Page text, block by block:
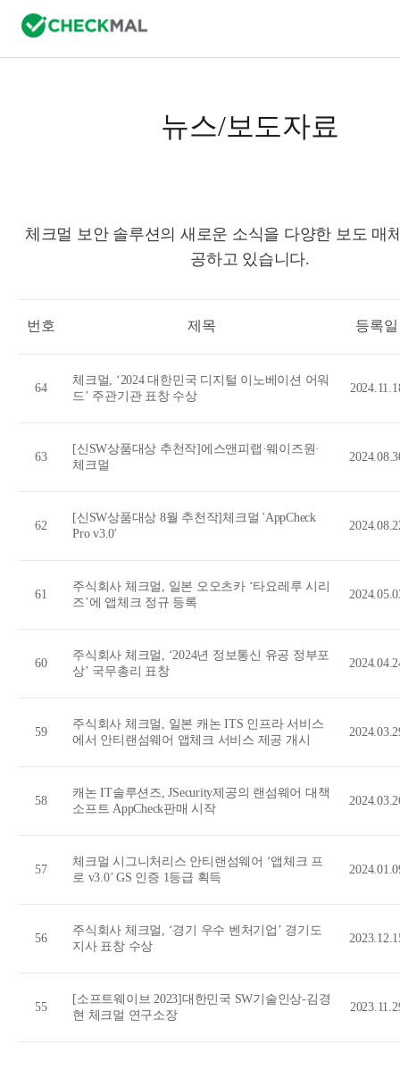
뉴스/보도자료
체크멀 보안 솔루션의 새로운 소식을 다양한 보도 매
공하고 있습니다.
번호 제목 등록일
64
체크멀, ‘2024 대한민국 디지털 이노베이션 어워
드’ 주관기관 표창 수상
63
[신SW상품대상 추천작]에스앤피랩·웨이즈원·
체크멀
62
[신SW상품대상 8월 추천작]체크멀 'AppCheck
Pro v3.0'
61
주식회사 체크멀, 일본 오오츠카 ‘타요레루 시리
즈’에 앱체크 정규 등록
60
주식회사 체크멀, ‘2024년 정보통신 유공 정부포
상’ 국무총리 표창
59
주식회사 체크멀, 일본 캐논 ITS 인프라 서비스
에서 안티랜섬웨어 앱체크 서비스 제공 개시
58
캐논 IT솔루션즈, JSecurity제공의 랜섬웨어 대책
소프트 AppCheck판매 시작
57
체크멀 시그니처리스 안티랜섬웨어 ‘앱체크 프
로 v3.0’ GS 인증 1등급 획득
56
주식회사 체크멀, ‘경기 우수 벤처기업’ 경기도
지사 표창 수상
55
[소프트웨이브 2023]대한민국 SW기술인상-김경
현 체크멀 연구소장